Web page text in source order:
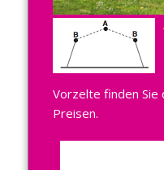
Vorzelte finden Sie
Preisen.